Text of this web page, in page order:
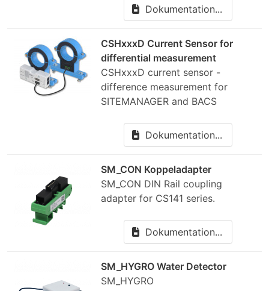
Dokumentation...
CSHxxxD Current Sensor for
differential measurement
CSHxxxD current sensor -
difference measurement for
SITEMANAGER and BACS
Dokumentation...
SM_CON Koppeladapter
SM_CON DIN Rail coupling
adapter for CS141 series.
Dokumentation...
SM_HYGRO Water Detector
SM_HYGRO